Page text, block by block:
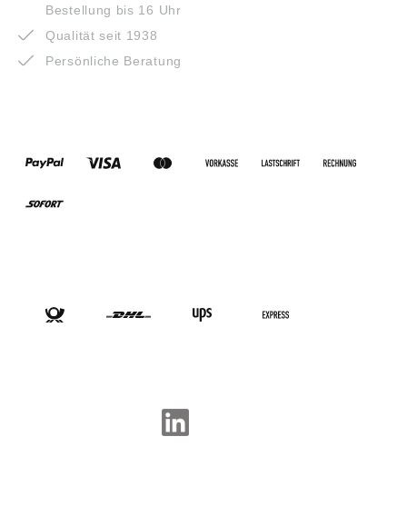
Bestellung bis 16 Uhr
Qualität seit 1938
Persönliche Beratung